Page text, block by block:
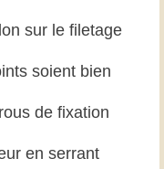
sur le filetage
soient bien
de fixation
en serrant